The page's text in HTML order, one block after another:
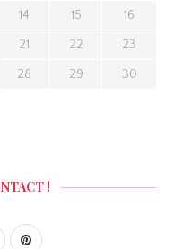
14 15 16
21 22 23
28 29 30
!